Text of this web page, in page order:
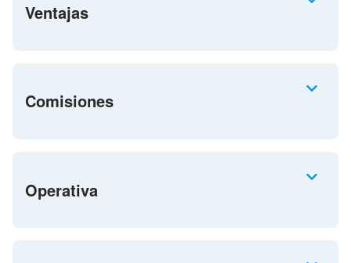
Ventajas
Comisiones
Operativa